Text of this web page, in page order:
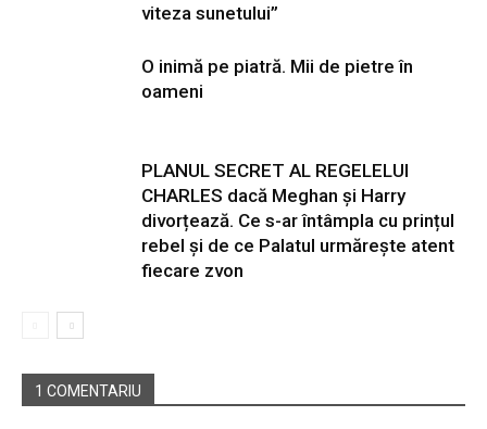
viteza sunetului”
O inimă pe piatră. Mii de pietre în
oameni
PLANUL SECRET AL REGELELUI
CHARLES dacă Meghan și Harry
divorțează. Ce s-ar întâmpla cu prințul
rebel și de ce Palatul urmărește atent
fiecare zvon
1 COMENTARIU